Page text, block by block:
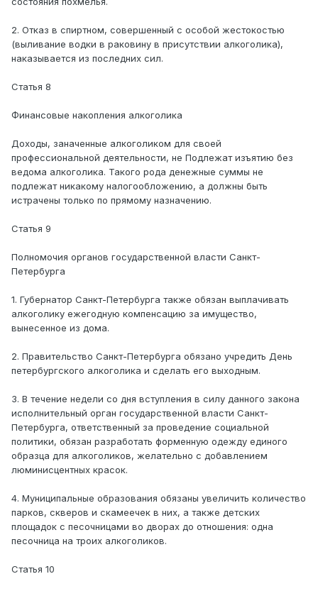
2. Отказ в спиртном, совершенный с особой жестокостью
(выливание водки в раковину в присутствии алкоголика),
наказывается из последних сил.
Статья 8
Финансовые накопления алкоголика
Доходы, заначенные алкоголиком для своей
профессиональной деятельности, не Подлежат изъятию без
ведома алкоголика. Такого рода денежные суммы не
подлежат никакому налогообложению, а должны быть
истрачены только по прямому назначению.
Статья 9
Полномочия органов государственной власти Санкт-
Петербурга
1. Губернатор Санкт-Петербурга также обязан выплачивать
алкоголику ежегодную компенсацию за имущество,
вынесенное из дома.
2. Правительство Санкт-Петербурга обязано учредить День
петербургского алкоголика и сделать его выходным.
3. В течение недели со дня вступления в силу данного закона
исполнительный орган государственной власти Санкт-
Петербурга, ответственный за проведение социальной
политики, обязан разработать форменную одежду единого
образца для алкоголиков, желательно с добавлением
люминисцентных красок.
4. Муниципальные образования обязаны увеличить количество
парков, скверов и скамеечек в них, а также детских
площадок с песочницами во дворах до отношения: одна
песочница на троих алкоголиков.
Статья 10